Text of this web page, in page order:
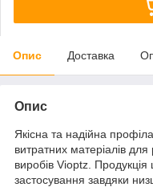
Опис Доставка
Опис
Якісна та надійна
витратних матеріалів
виробів Vioptz.
застосування завдяки